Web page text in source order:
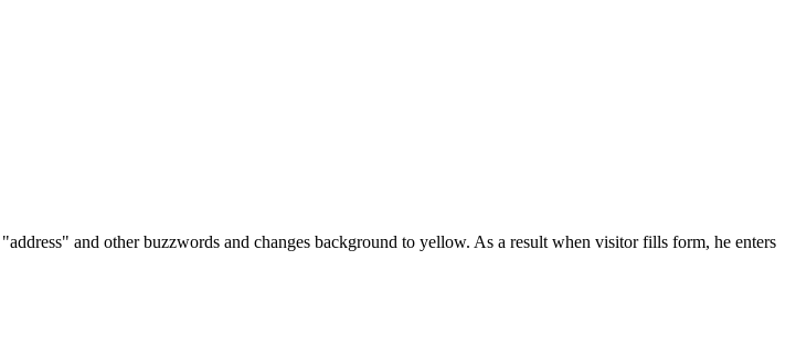
and other buzzwords and changes background to yellow. As a result when visitor fills form, he enters